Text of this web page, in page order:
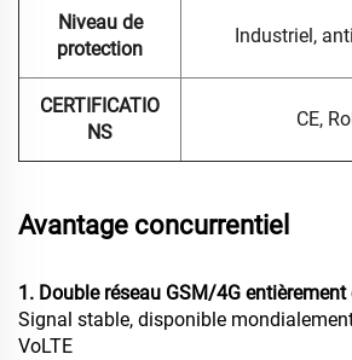
Niveau de
protection
Industriel,
CERTIFICATIO
NS
CE,
Avantage concurrentiel
1. Double réseau GSM/4G
Signal stable, disponible
VoLTE